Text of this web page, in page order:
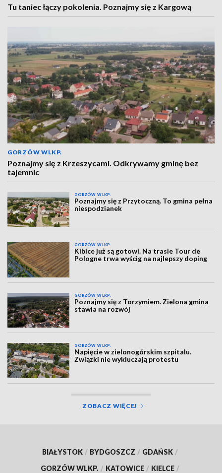
Tu taniec łączy pokolenia. Poznajmy się z Kargową
GORZÓW WLKP.
Poznajmy się z Krzeszycami. Odkrywamy gminę bez
tajemnic
GORZÓW WLKP.
Poznajmy się z Przytoczną. To gmina pełna
niespodzianek
GORZÓW WLKP.
Kibice już są gotowi. Na trasie Tour de
Pologne trwa wyścig na najlepszy doping
GORZÓW WLKP.
Poznajmy się z Torzymiem. Zielona gmina
stawia na rozwój
GORZÓW WLKP.
Napięcie w zielonogórskim szpitalu.
Związki nie wykluczają protestu
ZOBACZ WIĘCEJ
BIAŁYSTOK / BYDGOSZCZ / GDAŃSK /
GORZÓW WLKP. / KATOWICE / KIELCE /